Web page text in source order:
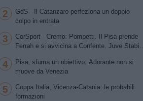
2
GdS - Il Catanzaro perfeziona un doppio
colpo in entrata
3
CorSport - Cremo: Pompetti. Il Pisa prende
Ferrah e si avvicina a Confente. Juve Stabia
scambio Patierno-Jimenez
4
Pisa, sfuma un obiettivo: Adorante non si
muove da Venezia
5
Coppa Italia, Vicenza-Catania: le probabili
formazioni